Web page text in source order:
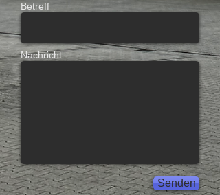
Betreff
Nachricht
Senden